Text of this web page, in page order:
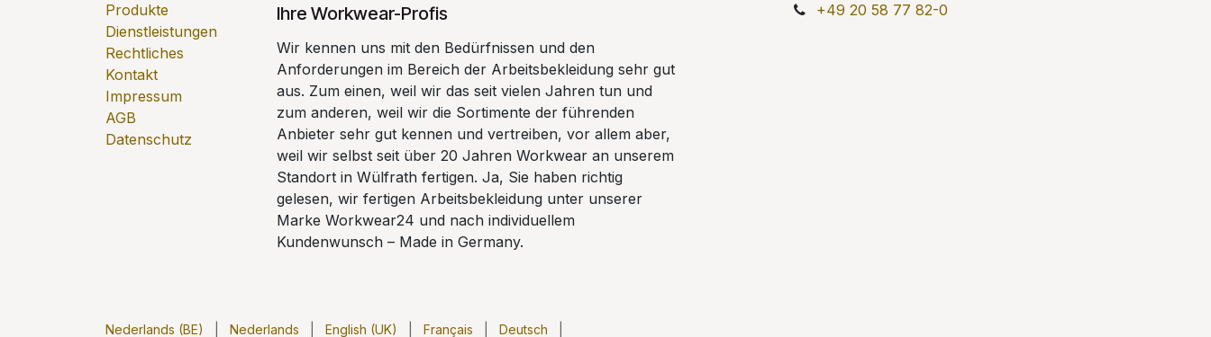
Produkte
Dienstleistungen
Rechtliches
Kontakt
Impressum
AGB
Datenschutz
Ihre Workwear-Profis
Wir kennen uns mit den Bedürfnissen und den
Anforderungen im Bereich der Arbeitsbekleidung sehr gut
aus. Zum einen, weil wir das seit vielen Jahren tun und
zum anderen, weil wir die Sortimente der führenden
Anbieter sehr gut kennen und vertreiben, vor allem aber,
weil wir selbst seit über 20 Jahren Workwear an unserem
Standort in Wülfrath fertigen. Ja, Sie haben richtig
gelesen, wir fertigen Arbeitsbekleidung unter unserer
Marke Workwear24 und nach individuellem
Kundenwunsch – Made in Germany.
+49 20 58 77 82-0
Nederlands (BE) Nederlands English (UK) Français Deutsch